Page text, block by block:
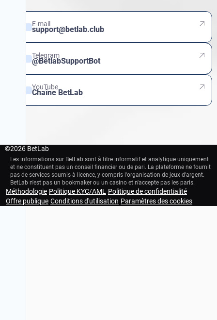
E-mail
support@betlab.club
Telegram
@BetlabSupportBot
YouTube
Chaîne BetLab
©2026 BetLab
Les informations sur BetLab sont à titre informatif et analytique uniquement
et ne constituent pas un conseil financier ou de pari. La plateforme ne fournit
pas de services soumis à licence, y compris l'organisation de jeux d'argent.
BetLab n'est pas un bookmaker ou un casino et n'accepte pas les paris.
18+Plateforme éducative d'analyse footballistique. Nous n'acceptons pas de
Méthodologie Politique KYC/AML
Politique de confidentialité
Offre publique Conditions d'utilisation Paramètres des cookies